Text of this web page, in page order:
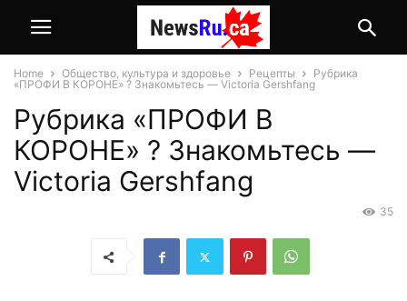
Home Общество, культура и здоровье Рецепты
Рубрика
«ПРОФИ В КОРОНЕ» ? Знакомьтесь — Victoria Gershfang
Рубрика «ПРОФИ В
КОРОНЕ» ? Знакомьтесь —
Victoria Gershfang
35